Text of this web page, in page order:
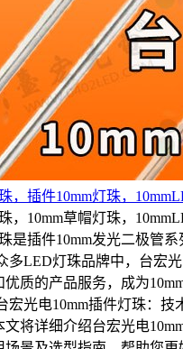
，插件10mm灯珠，
，10mm草帽灯珠，
是插件10mm发光二极管
多LED灯珠品牌中，台宏
优质的产品服务，成为
宏光电10mm插件灯珠：技
将详细介绍台宏光电